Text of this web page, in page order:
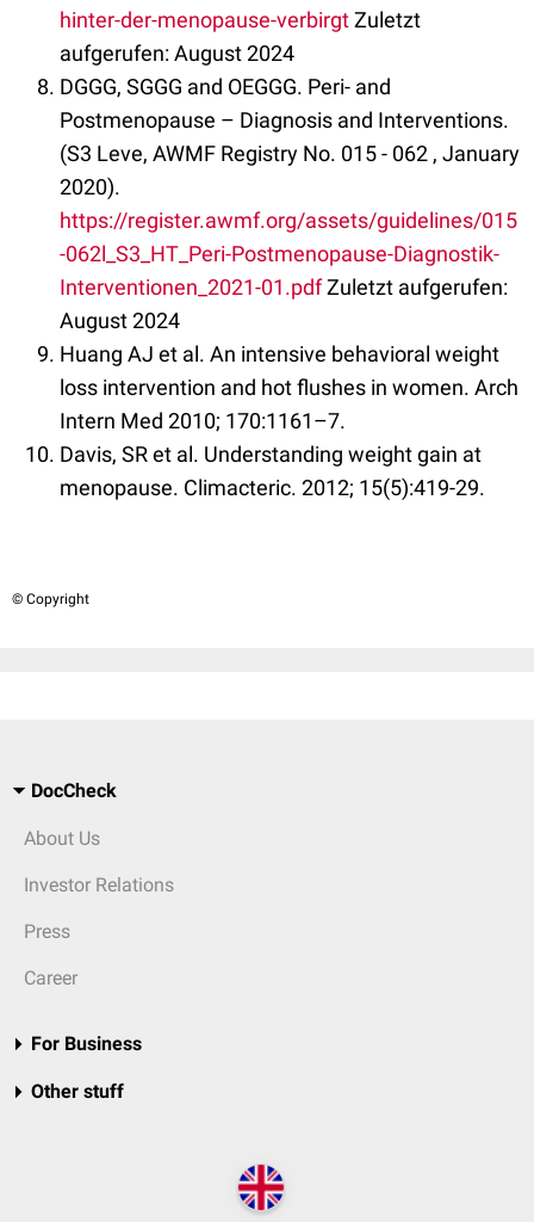
hinter-der-menopause-verbirgtZuletzt
aufgerufen: August 2024
DGGG, SGGG and OEGGG. Peri- and
Postmenopause – Diagnosis and Interventions.
(S3 Leve, AWMF Registry No. 015 - 062 , January
2020).
https://register.awmf.org/assets/guidelines/015
-062l_S3_HT_Peri-Postmenopause-Diagnostik-
Interventionen_2021-01.pdfZuletzt aufgerufen:
August 2024
Huang AJ et al. An intensive behavioral weight
loss intervention and hot flushes in women. Arch
Intern Med 2010; 170:1161–7.
Davis, SR et al. Understanding weight gain at
menopause. Climacteric. 2012; 15(5):419-29.
© Copyright
DocCheck
About Us
Investor Relations
Press
Career
For Business
Other stuff